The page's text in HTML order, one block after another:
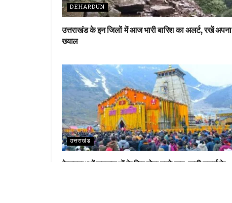
DEHARDUN
उत्तराखंड के इन जिलों में आज भारी बारिश का अलर्ट, रखें अपना
ख्याल
उत्तराखंड
केदारनाथ में श्रद्धालुओं के लिए होगा वनवे रूट, खड़ी चढ़ाई के